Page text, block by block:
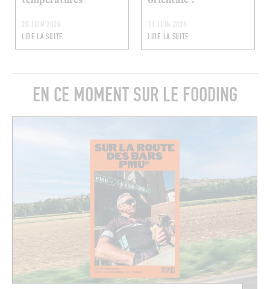
25 JUIN 2026
LIRE LA SUITE
11 JUIN 2026
LIRE LA SUITE
EN CE MOMENT SUR LE FOODING